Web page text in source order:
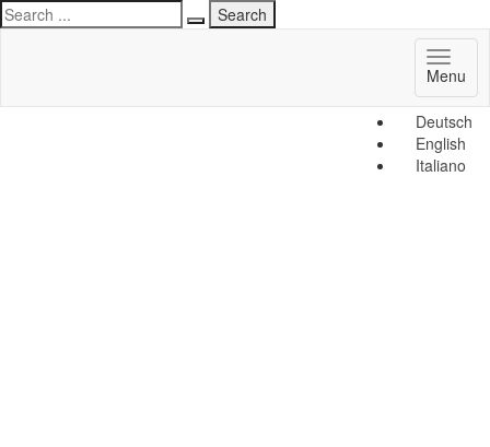
Deutsch
English
Italiano
Menu